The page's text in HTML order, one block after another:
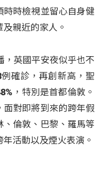
時時檢視並留心自身健
親近的家人。
英國平安夜似乎也不
確診，再創新高，聖
，特別是首都倫敦。
面對即將到來的跨年假
倫敦、巴黎、羅馬等
活動以及煙火表演。